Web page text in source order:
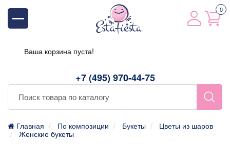
+7 (495) 970-44-75
0
Ваша корзина пуста!
Главная По композиции Букеты
Цветы из шаров
Женские букеты